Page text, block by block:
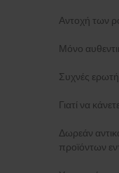
Αντοχή των
Μόνο
Συχνές
Γιατί να
Δωρεάν
προϊόντων